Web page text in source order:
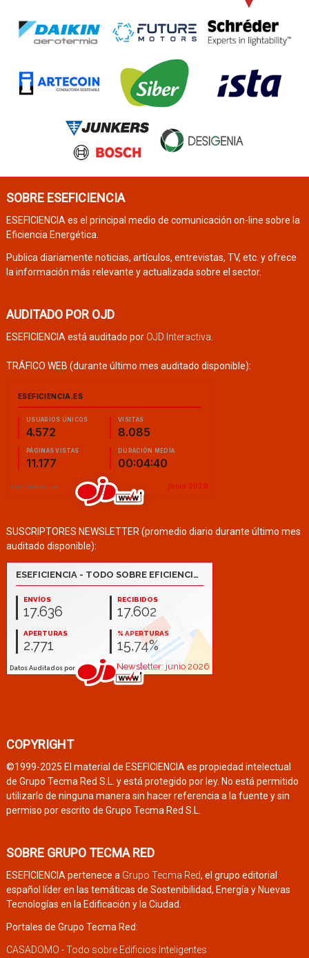
SOBRE ESEFICIENCIA
ESEFICIENCIA es el principal medio de comunicación on-line sobre la
Eficiencia Energética.
Publica diariamente noticias, artículos, entrevistas, TV, etc. y ofrece
la información más relevante y actualizada sobre el sector.
AUDITADO POR OJD
ESEFICIENCIA está auditado por OJD Interactiva
TRÁFICO WEB (durante último mes auditado disponible):
SUSCRIPTORES NEWSLETTER (promedio diario durante último mes
auditado disponible):
COPYRIGHT
©1999-2025 El material de ESEFICIENCIA es propiedad intelectual
de Grupo Tecma Red S.L. y está protegido por ley. No está permitido
utilizarlo de ninguna manera sin hacer referencia a la fuente y sin
permiso por escrito de Grupo Tecma Red S.L.
SOBRE GRUPO TECMA RED
ESEFICIENCIA pertenece a Grupo Tecma Red, el grupo editorial
español líder en las temáticas de Sostenibilidad, Energía y Nuevas
Tecnologías en la Edificación y la Ciudad.
Portales de Grupo Tecma Red:
CASADOMO - Todo sobre Edificios Inteligentes